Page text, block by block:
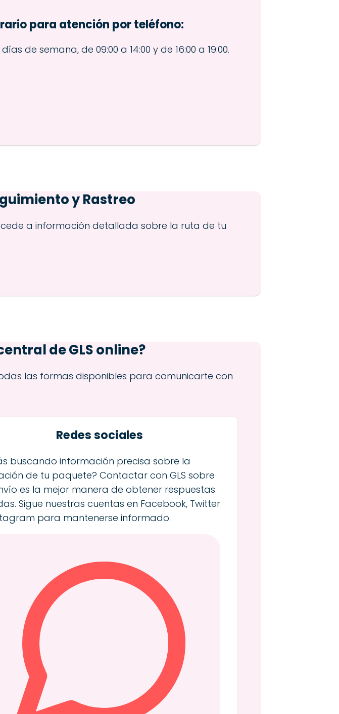
para atención por teléfono:
días de semana, de 09:00 a 14:00 y de 16:00 a 19:00.
y Rastreo
a información detallada sobre la ruta de tu
de GLS online?
las formas disponibles para comunicarte con
Redes sociales
buscando información precisa sobre la
de tu paquete? Contactar con GLS sobre
es la mejor manera de obtener respuestas
Sigue nuestras cuentas en Facebook, Twitter
para mantenerse informado.